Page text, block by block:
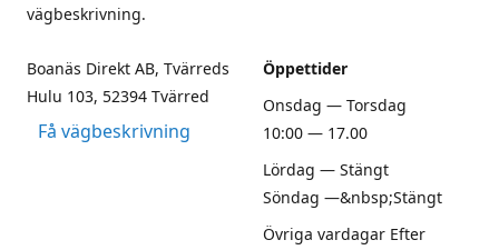
vägbeskrivning.
Boanäs Direkt AB, Tvärreds
Hulu 103, 52394 Tvärred
Få vägbeskrivning
Öppettider
Onsdag — Torsdag
10:00 — 17.00
Lördag — Stängt
Söndag —&nbsp;Stängt
Övriga vardagar Efter